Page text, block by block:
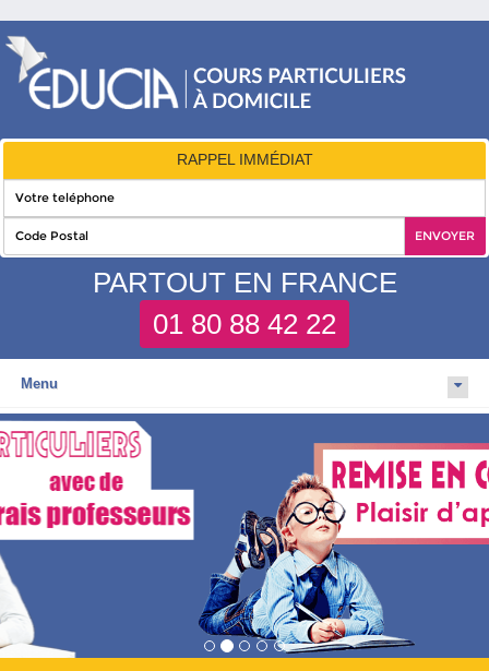
RAPPEL IMMÉDIAT
PARTOUT EN FRANCE
01 80 88 42 22
Menu